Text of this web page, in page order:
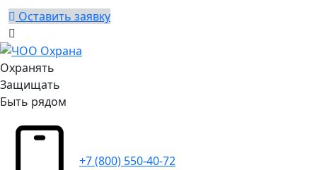
Оставить заявку
Охранять
Защищать
Быть рядом
+7 (800) 550-40-72